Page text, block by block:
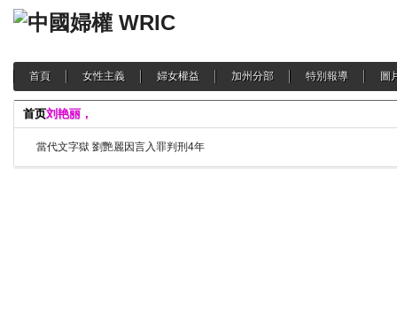
首頁 女性主義 婦女權益 加州分部 特別報導 圖
首页刘艳丽，
當代文字獄 劉艷麗因言入罪判刑4年